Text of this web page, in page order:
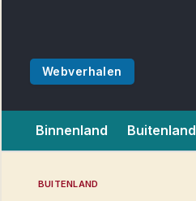
Webverhalen
Binnenland Buitenland
BUITENLAND